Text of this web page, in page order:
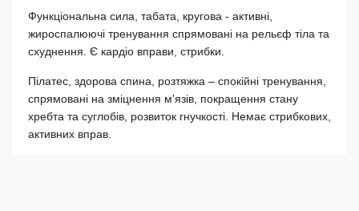
Функціональна сила, табата, кругова - активні,
жироспалюючі тренування спрямовані на рельєф тіла та
схуднення. Є кардіо вправи, стрибки.
Пілатес, здорова спина, розтяжка – спокійні тренування,
спрямовані на зміцнення м'язів, покращення стану
хребта та суглобів, розвиток гнучкості. Немає стрибкових,
активних вправ.